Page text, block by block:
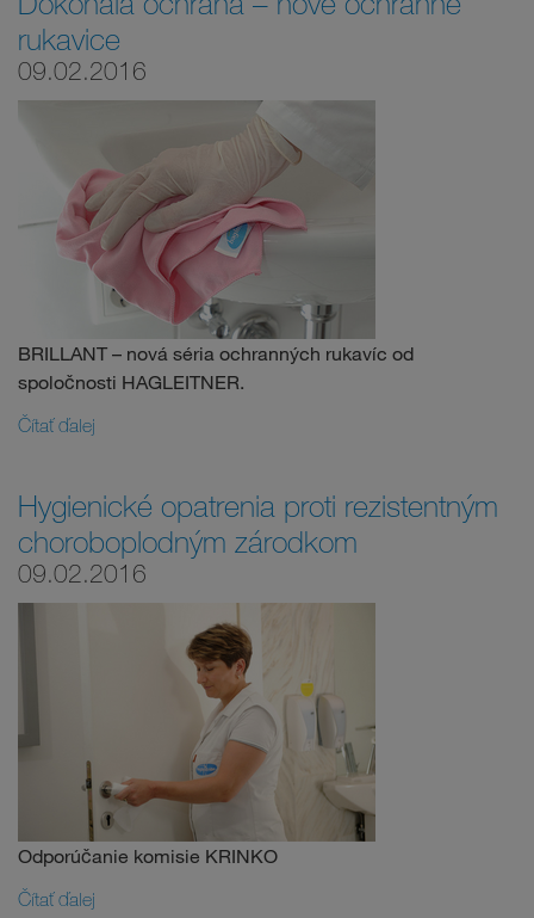
rukavice
09.02.2016
BRILLANT – nová séria ochranných rukavíc od
spoločnosti HAGLEITNER.
Čítať ďalej
Hygienické opatrenia proti rezistentným
choroboplodným zárodkom
09.02.2016
Odporúčanie komisie KRINKO
Čítať ďalej